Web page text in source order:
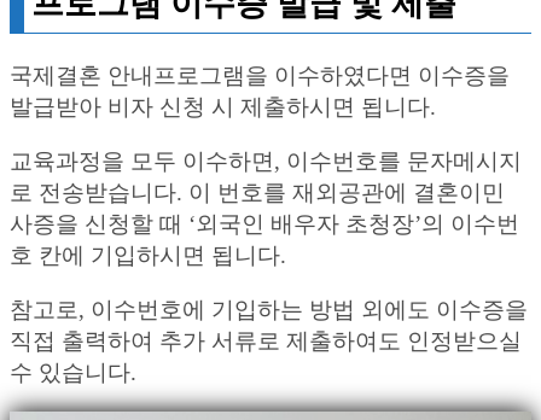
국제결혼 안내프로그램을 이수하였다면 이수증을
발급받아 비자 신청 시 제출하시면 됩니다.
교육과정을 모두 이수하면, 이수번호를 문자메시지
로 전송받습니다. 이 번호를 재외공관에 결혼이민
사증을 신청할 때 ‘외국인 배우자 초청장’의 이수번
호 칸에 기입하시면 됩니다.
참고로, 이수번호에 기입하는 방법 외에도 이수증을
직접 출력하여 추가 서류로 제출하여도 인정받으실
수 있습니다.